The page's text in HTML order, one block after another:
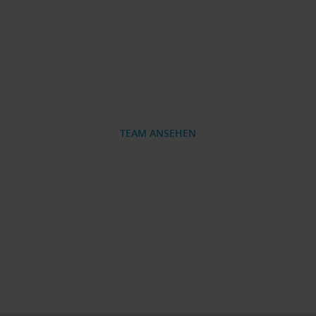
TEAM ANSEHEN